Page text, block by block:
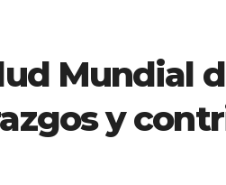
Mundial
y